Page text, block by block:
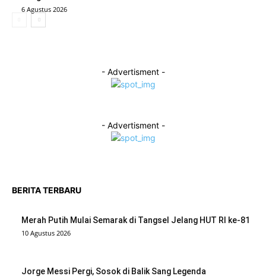
6 Agustus 2026
- Advertisment -
- Advertisment -
BERITA TERBARU
Merah Putih Mulai Semarak di Tangsel Jelang HUT RI ke-81
10 Agustus 2026
Jorge Messi Pergi, Sosok di Balik Sang Legenda